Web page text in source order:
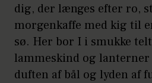
dig, der længes efter ro,
morgenkaffe med kig til
sø. Her bor I i smukke
lammeskind og
duften af bål og lyden af